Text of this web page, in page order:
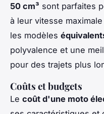
50 cm³ sont parfaites
à leur vitesse
les modèles
polyvalence et une
pour des trajets plus
Coûts et budgets
Le coût d'une moto